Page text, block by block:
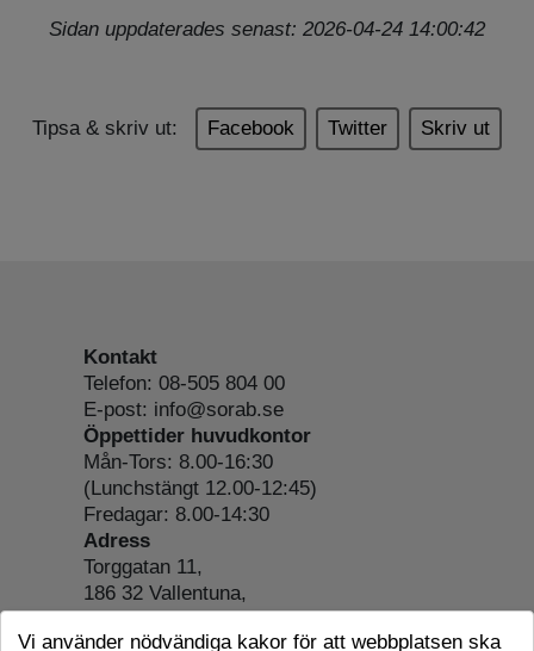
Sidan uppdaterades senast: 2026-04-24 14:00:42
Tipsa & skriv ut: Facebook Twitter Skriv ut
Kontakt
Telefon: 08-505 804 00
E-post: info@sorab.se
Öppettider huvudkontor
Mån-Tors: 8.00-16:30
(Lunchstängt 12.00-12:45)
Fredagar: 8.00-14:30
Adress
Torggatan 11,
186 32 Vallentuna,
Org.nr: 556197-4022
Om webbplatsen
Vi använder nödvändiga kakor för att webbplatsen ska